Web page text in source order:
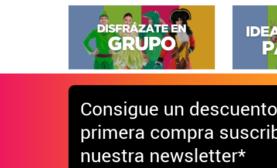
Consigue un
primera compra
nuestra newsletter*